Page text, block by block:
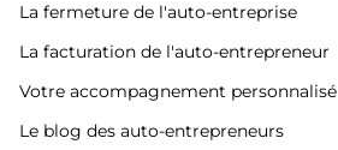
La fermeture de l'auto-entreprise
La facturation de l'auto-entrepreneur
Votre accompagnement personnalisé
Le blog des auto-entrepreneurs